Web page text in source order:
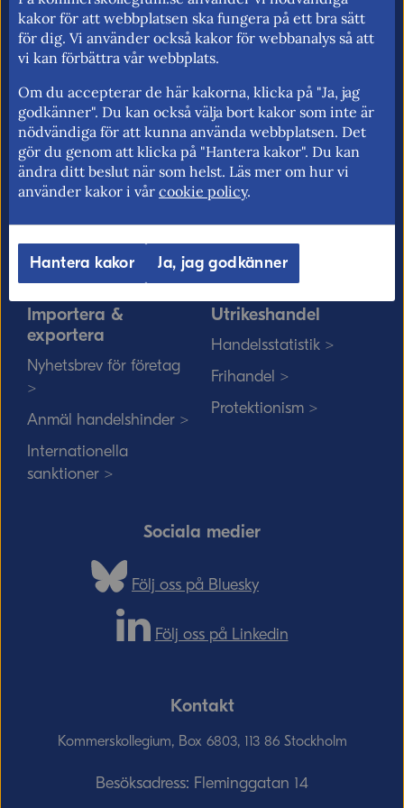
för fri rörlighet på EU:s inre marknad.
Kommerskollegium
Jobba hos oss >
Sök medarbetare >
Vårt uppdrag på
minoritetsspråk och
teckenspråk >
EU-rätten
Utan personnummer i
Sverige >
Solvit löser problem i EU
Myndigheter, kommuner
och EU-rätten >
Importera &
exportera
Nyhetsbrev för företag
>
Anmäl handelshinder >
Internationella
sanktioner >
Utrikeshandel
Handelsstatistik >
Frihandel >
Protektionism >
Sociala medier
Följ oss på Bluesky
Följ oss på Linkedin
Kontakt
Kommerskollegium, Box 6803, 113 86 Stockholm
Besöksadress: Fleminggatan 14
kakor för att webbplatsen ska fungera på ett bra sätt
för dig. Vi använder också kakor för webbanalys så att
vi kan förbättra vår webbplats.
Om du accepterar de här kakorna, klicka på "Ja, jag
godkänner". Du kan också välja bort kakor som inte är
nödvändiga för att kunna använda webbplatsen. Det
gör du genom att klicka på "Hantera kakor". Du kan
ändra ditt beslut när som helst. Läs mer om hur vi
använder kakor i vår cookie policy.
Hantera kakor Ja, jag godkänner